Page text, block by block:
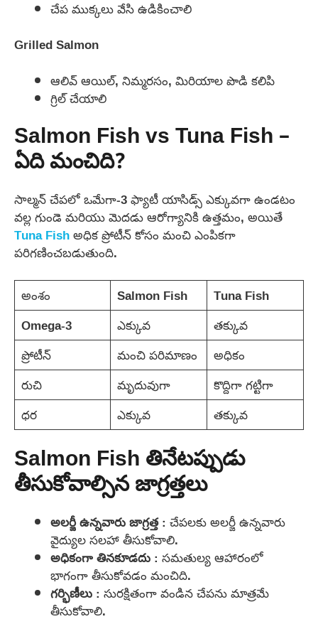
చేప ముక్కలు వేసి ఉడికించాలి
Grilled Salmon
ఆలివ్ ఆయిల్, నిమ్మరసం, మిరియాల పొడి కలిపి
గ్రిల్ చేయాలి
Salmon Fish vs Tuna Fish –
ఏది మంచిది?
సాల్మన్ చేపలో ఒమేగా-3 ఫ్యాటీ యాసిడ్స్ ఎక్కువగా ఉండటం
వల్ల గుండె మరియు మెదడు ఆరోగ్యానికి ఉత్తమం, అయితే
Tuna Fishఅధిక ప్రోటీన్ కోసం మంచి ఎంపికగా
పరిగణించబడుతుంది.
అంశం
Salmon Fish
Tuna Fish
Omega-3
ఎక్కువ
తక్కువ
ప్రోటీన్
మంచి పరిమాణం
అధికం
రుచి
మృదువుగా
కొద్దిగా గట్టిగా
ధర
ఎక్కువ తక్కువ
Salmon Fish తినేటప్పుడు
తీసుకోవాల్సిన జాగ్రత్తలు
అలర్జీ ఉన్నవారు జాగ్రత్త: చేపలకు అలర్జీ ఉన్నవారు
వైద్యుల సలహా తీసుకోవాలి.
అధికంగా తినకూడదు: సమతుల్య ఆహారంలో
భాగంగా తీసుకోవడం మంచిది.
గర్భిణీలు: సురక్షితంగా వండిన చేపను మాత్రమే
తీసుకోవాలి.